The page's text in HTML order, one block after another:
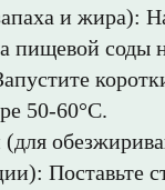
и жира):
пищевой соды
50-60°C.
Поставьте